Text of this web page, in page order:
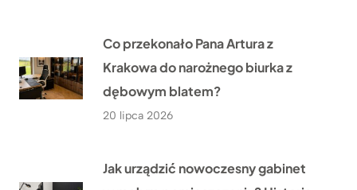
Co przekonało Pana Artura z
Krakowa do narożnego biurka z
dębowym blatem?
20 lipca 2026
Jak urządzić nowoczesny gabinet